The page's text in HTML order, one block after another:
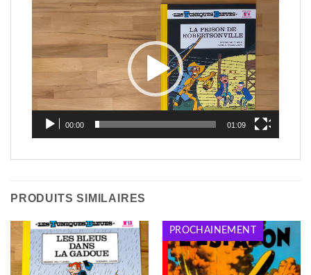
Lecteur
00:00 01:09
PRODUITS SIMILAIRES
PROCHAINEMENT